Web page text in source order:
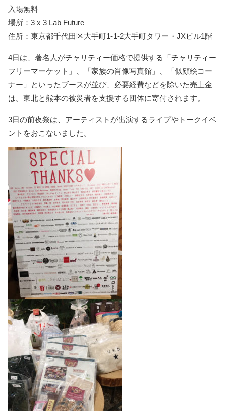
入場無料
場所：3 x 3 Lab Future
住所：東京都千代田区大手町1-1-2大手町タワー・JXビル1階
4日は、著名人がチャリティー価格で提供する「チャリティー
フリーマーケット」、「家族の肖像写真館」、「似顔絵コー
ナー」といったブースが並び、必要経費などを除いた売上金
は。東北と熊本の被災者を支援する団体に寄付されます。
3日の前夜祭は、アーティストが出演するライブやトークイベ
ントをおこないました。